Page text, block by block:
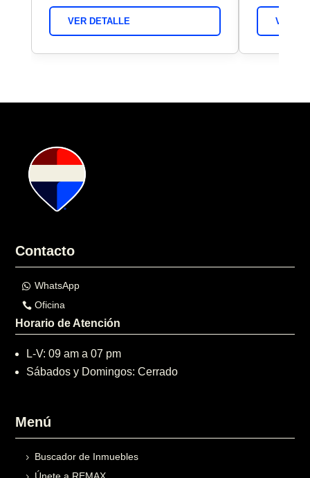
VER DETALLE VER
Contacto
WhatsApp
Oficina
Horario de Atención
L-V: 09 am a 07 pm
Sábados y Domingos: Cerrado
Menú
Buscador de Inmuebles